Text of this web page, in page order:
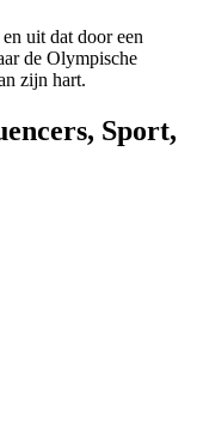
uit dat door een
de Olympische
zijn hart.
, Sport,